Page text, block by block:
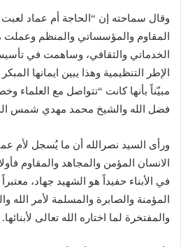
وقال سماحته إن “الحاجة أم عماد
المقاوم والمؤسساتي والمنظم وعملت
الخدماتي والثقافي، وساهمت في
الإطر التنظيمية وهذا يبين ايمانها
مبيّناً بأنها كانت “تتواصل مع
فضل الله والشيخ محمد مهدي شمس
ورأى السيد نصرالله أن ما يُسجل لأم
الانسان المؤمن والمجاهد والمقاوم
في الأبناء حفيداً هو الشهيد جهاد،
المؤمنة والصابرة والمسلمة لأمر الله
والمفتخرة لما اختاره الله تعالى لأبنائها.